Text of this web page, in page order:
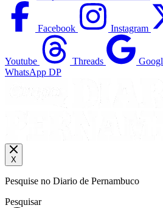
Facebook Instagram
Youtube Threads
WhatsApp DP
X
Pesquise no Diario de Pernambuco
Pesquisar